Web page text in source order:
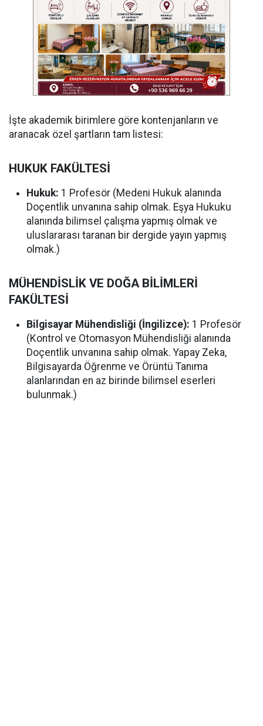
İşte akademik birimlere göre kontenjanların ve
aranacak özel şartların tam listesi:
HUKUK FAKÜLTESİ
Hukuk: 1 Profesör (Medeni Hukuk alanında
Doçentlik unvanına sahip olmak. Eşya Hukuku
alanında bilimsel çalışma yapmış olmak ve
uluslararası taranan bir dergide yayın yapmış
olmak.)
MÜHENDİSLİK VE DOĞA BİLİMLERİ
FAKÜLTESİ
Bilgisayar Mühendisliği (İngilizce): 1 Profesör
(Kontrol ve Otomasyon Mühendisliği alanında
Doçentlik unvanına sahip olmak. Yapay Zeka,
Bilgisayarda Öğrenme ve Örüntü Tanıma
alanlarından en az birinde bilimsel eserleri
bulunmak.)